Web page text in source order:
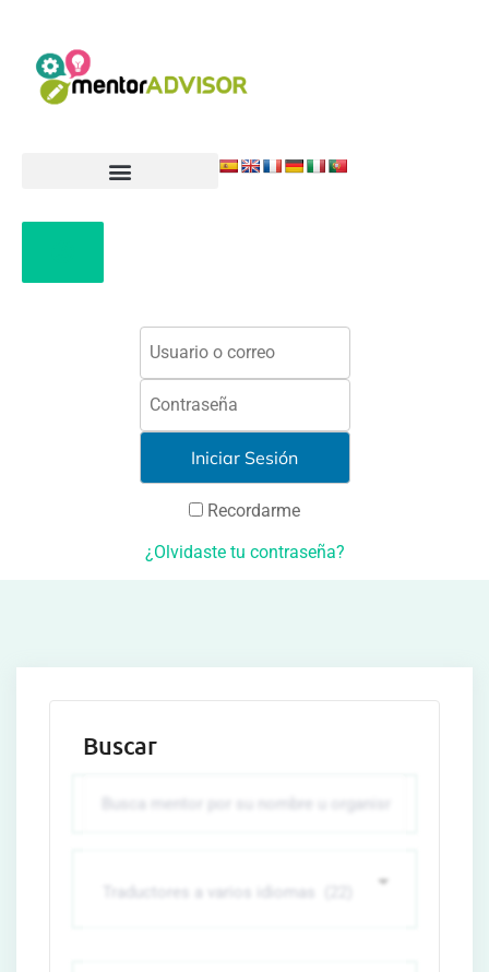
Recordarme
¿Olvidaste tu contraseña?
Buscar